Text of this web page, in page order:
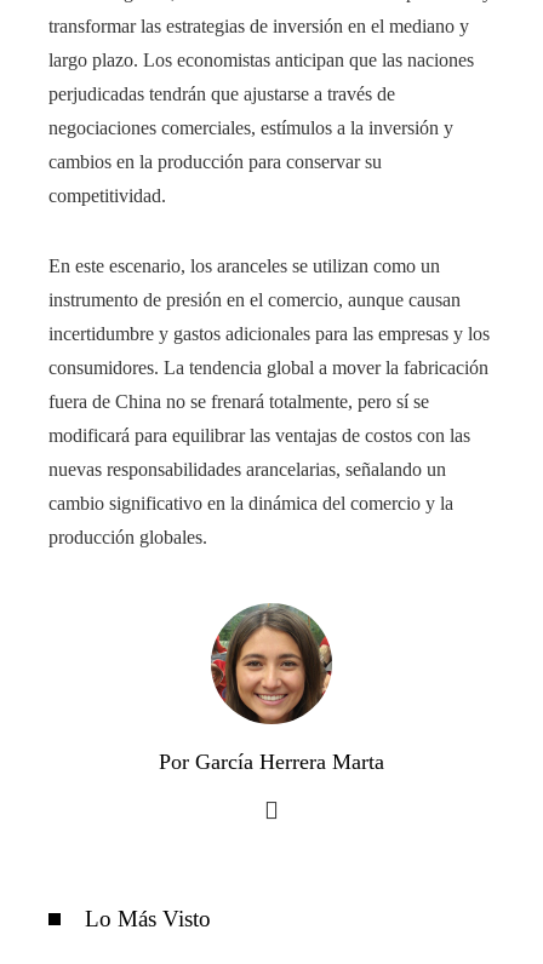
transformar las estrategias de inversión en el mediano y
largo plazo. Los economistas anticipan que las naciones
perjudicadas tendrán que ajustarse a través de
negociaciones comerciales, estímulos a la inversión y
cambios en la producción para conservar su
competitividad.
En este escenario, los aranceles se utilizan como un
instrumento de presión en el comercio, aunque causan
incertidumbre y gastos adicionales para las empresas y los
consumidores. La tendencia global a mover la fabricación
fuera de China no se frenará totalmente, pero sí se
modificará para equilibrar las ventajas de costos con las
nuevas responsabilidades arancelarias, señalando un
cambio significativo en la dinámica del comercio y la
producción globales.
Por García Herrera Marta
Lo Más Visto